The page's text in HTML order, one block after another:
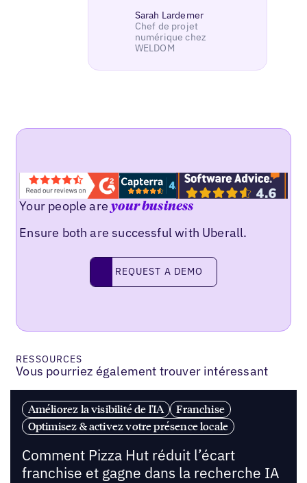
Sarah Lardemer
Chef de projet
numérique chez
WELDOM
Your people areyour business
Ensure both are successful with Uberall.
request a demo
REQUEST A DEMO
RESSOURCES
Vous pourriez également trouver intéressant
Améliorez la visibilité de l'IA
Franchise
Optimisez & activez votre présence locale
Comment Pizza Hut réduit l’écart
franchise et gagne dans la recherche IA